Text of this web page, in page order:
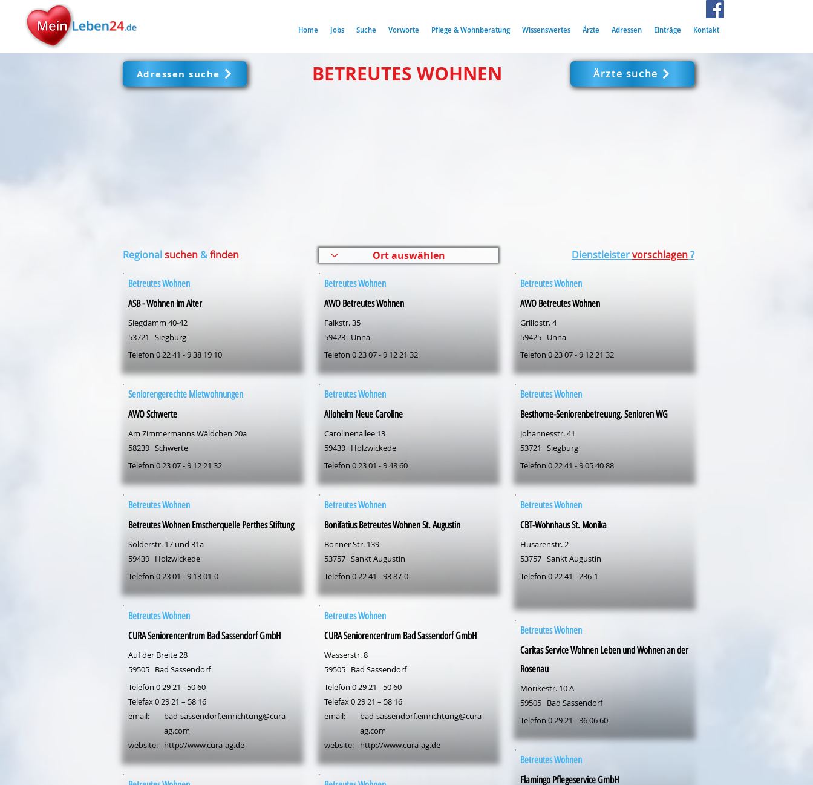
Home Jobs Suche Vorworte Pflege & Wohnberatung Wissenswertes Ärzte Adressen Einträge Kontakt
BETREUTES WOHNEN Ärzte suche
Adressen suche
Regional suchen &finden Dienstleistervorschlagen?
Betreutes Wohnen
ASB - Wohnen im Alter
Siegdamm 40-42
53721
Siegburg
Telefon 0 22 41 - 9 38 19 10
Seniorengerechte Mietwohnungen
AWO Schwerte
Am Zimmermanns Wäldchen 20a
58239 Schwerte
Telefon 0 23 07 - 9 12 21 32
Betreutes Wohnen
Betreutes Wohnen Emscherquelle Perthes Stiftung
Sölderstr. 17 und 31a
59439 Holzwickede
Telefon 0 23 01 - 9 13 01-0
Betreutes Wohnen
CURA Seniorencentrum Bad Sassendorf GmbH
Auf der Breite 28
59505 Bad Sassendorf
Telefon 0 29 21 - 50 60
Telefax 0 29 21 – 58 16
email:
website:
bad-sassendorf.einrichtung@cura-
ag.com
http://www.cura-ag.de
Betreutes Wohnen
AWO Betreutes Wohnen
Falkstr. 35
59423 Unna
Telefon 0 23 07 - 9 12 21 32
Betreutes Wohnen
Alloheim Neue Caroline
Carolinenallee 13
59439 Holzwickede
Telefon 0 23 01 - 9 48 60
Betreutes Wohnen
Bonifatius Betreutes Wohnen St. Augustin
Bonner Str. 139
53757 Sankt Augustin
Telefon 0 22 41 - 93 87-0
Betreutes Wohnen
CURA Seniorencentrum Bad Sassendorf GmbH
Wasserstr. 8
59505 Bad Sassendorf
Telefon 0 29 21 - 50 60
Telefax 0 29 21 – 58 16
email:
website:
bad-sassendorf.einrichtung@cura-
ag.com
http://www.cura-ag.de
Betreutes Wohnen
AWO Betreutes Wohnen
Grillostr. 4
59425 Unna
Telefon 0 23 07 - 9 12 21 32
Betreutes Wohnen
Besthome-Seniorenbetreuung, Senioren WG
Johannesstr. 41
53721
Siegburg
Telefon 0 22 41 - 9 05 40 88
Betreutes Wohnen
CBT-Wohnhaus St. Monika
Husarenstr. 2
53757 Sankt Augustin
Telefon 0 22 41 - 236-1
Betreutes Wohnen
Caritas Service Wohnen Leben und Wohnen an der
Rosenau
Mörikestr. 10 A
59505 Bad Sassendorf
Telefon 0 29 21 - 36 06 60
Betreutes Wohnen
Flamingo Pflegeservice GmbH